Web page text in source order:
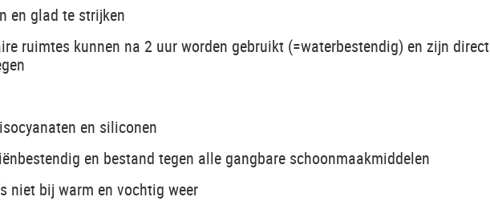
en glad te strijken
ruimtes kunnen na 2 uur worden gebruikt (=waterbestendig) en zijn direct
en siliconen
en bestand tegen alle gangbare schoonmaakmiddelen
niet bij warm en vochtig weer